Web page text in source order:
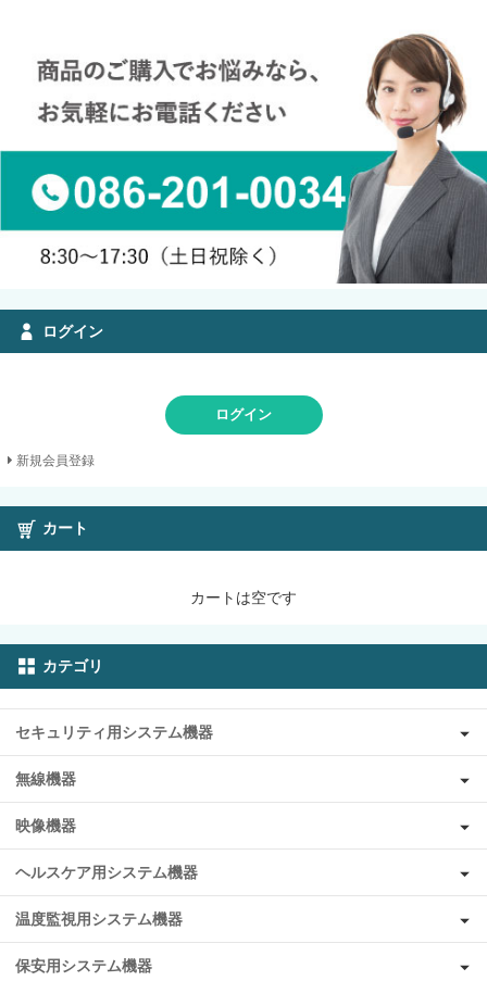
ログイン
ログイン
新規会員登録
カート
カートは空です
カテゴリ
セキュリティ用システム機器
無線機器
映像機器
ヘルスケア用システム機器
温度監視用システム機器
保安用システム機器